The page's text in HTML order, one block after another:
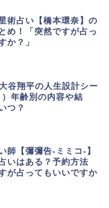
術占い【橋本環奈】の
め！「突然ですが占っ
か？」
谷翔平の人生設計シー
）年齢別の内容や結
つ？
師【彌彌告-ミミコ-】
いはある？予約方法
が占ってもいいですか